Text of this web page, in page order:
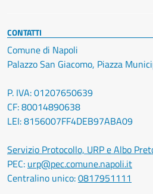
CONTATTI
Comune di Napoli
Palazzo San Giacomo, Piazza
P. IVA: 01207650639
CF: 80014890638
LEI: 8156007FF4DEB97ABA09
Servizio Protocollo, URP e Albo
PEC: urp@pec.comune.napoli.it
Centralino unico:0817951111